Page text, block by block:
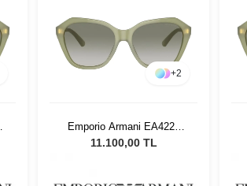
+2
Emporio Armani EA4221
61168E 56 Kadın Güneş
11.100,00 TL